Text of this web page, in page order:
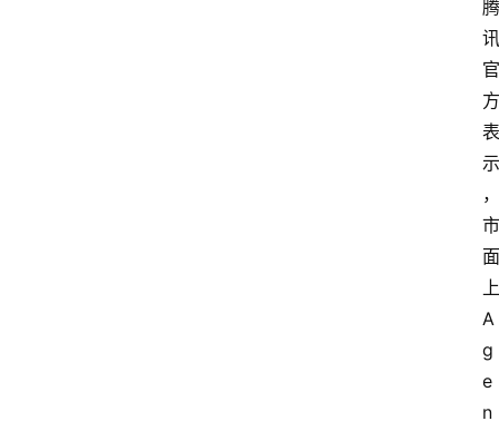
腾
讯
官
方
表
示
，
市
面
上
A
g
e
n